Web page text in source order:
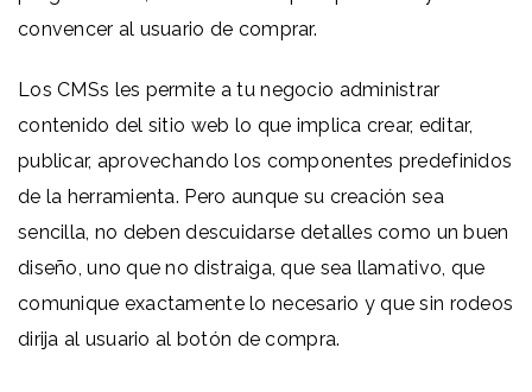
convencer al usuario de comprar.
Los CMSs les permite a tu negocio administrar
contenido del sitio web lo que implica crear, editar,
publicar, aprovechando los componentes predefinidos
de la herramienta. Pero aunque su creación sea
sencilla, no deben descuidarse detalles como un buen
diseño, uno que no distraiga, que sea llamativo, que
comunique exactamente lo necesario y que sin rodeos
dirija al usuario al botón de compra.